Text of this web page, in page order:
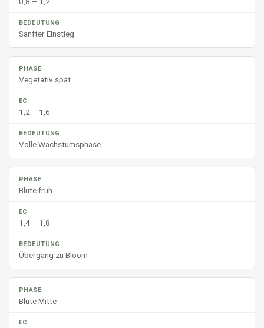
Sanfter Einstieg
Vegetativ spät
1,2 – 1,6
Volle Wachstumsphase
Blüte früh
1,4 – 1,8
Übergang zu Bloom
Blüte Mitte